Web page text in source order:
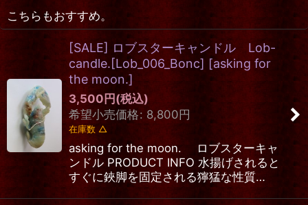
こちらもおすすめ。
[SALE] ロブスターキャンドル Lob-
candle.[Lob_006_Bonc] [asking for
the moon.]
3,500円(税込)
希望小売価格: 8,800円
在庫数 △
asking for the moon. ロブスターキャ
ンドル PRODUCT INFO 水揚げされると
すぐに鋏脚を固定される獰猛な性質…